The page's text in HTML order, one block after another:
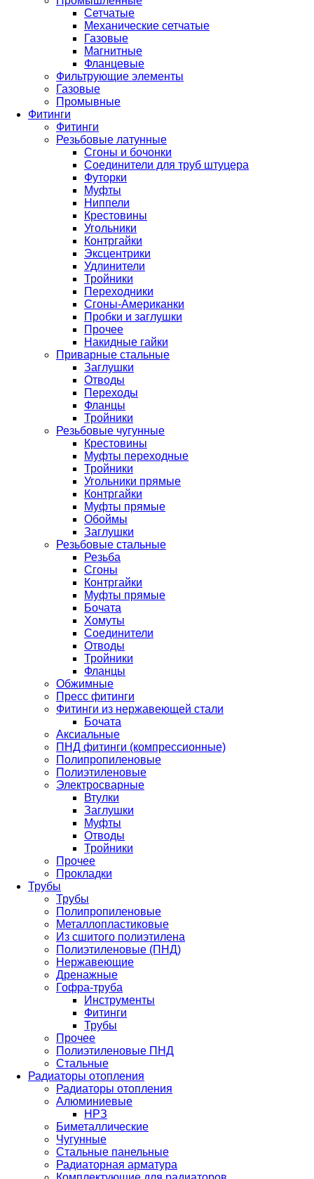
Сетчатые
Механические сетчатые
Газовые
Магнитные
Фланцевые
Фильтрующие элементы
Газовые
Промывные
Фитинги
Фитинги
Резьбовые латунные
Сгоны и бочонки
Соединители для труб штуцера
Футорки
Муфты
Ниппели
Крестовины
Угольники
Контргайки
Эксцентрики
Удлинители
Тройники
Переходники
Сгоны-Американки
Пробки и заглушки
Прочее
Накидные гайки
Приварные стальные
Заглушки
Отводы
Переходы
Фланцы
Тройники
Резьбовые чугунные
Крестовины
Муфты переходные
Тройники
Угольники прямые
Контргайки
Муфты прямые
Обоймы
Заглушки
Резьбовые стальные
Резьба
Сгоны
Контргайки
Муфты прямые
Бочата
Хомуты
Соединители
Отводы
Тройники
Фланцы
Обжимные
Пресс фитинги
Фитинги из нержавеющей стали
Бочата
Аксиальные
ПНД фитинги (компрессионные)
Полипропиленовые
Полиэтиленовые
Электросварные
Втулки
Заглушки
Муфты
Отводы
Тройники
Прочее
Прокладки
Трубы
Трубы
Полипропиленовые
Металлопластиковые
Из сшитого полиэтилена
Полиэтиленовые (ПНД)
Нержавеющие
Дренажные
Гофра-труба
Инструменты
Фитинги
Трубы
Прочее
Полиэтиленовые ПНД
Стальные
Радиаторы отопления
Радиаторы отопления
Алюминиевые
НРЗ
Биметаллические
Чугунные
Стальные панельные
Радиаторная арматура